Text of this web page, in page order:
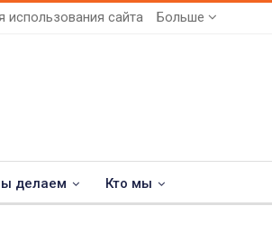
использования сайта Больше
делаем Кто мы